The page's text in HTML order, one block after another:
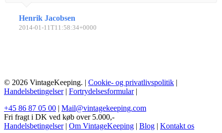
Henrik Jacobsen
2014-01-11T11:58:34+0000
© 2026 VintageKeeping. | Cookie- og privatlivspolitik |
Handelsbetingelser| Fortrydelsesformular|
+45 86 87 05 00 | Mail@vintagekeeping.com
Fri fragt i DK ved køb over 5.000,-
Handelsbetingelser| Om VintageKeeping | Blog | Kontakt os